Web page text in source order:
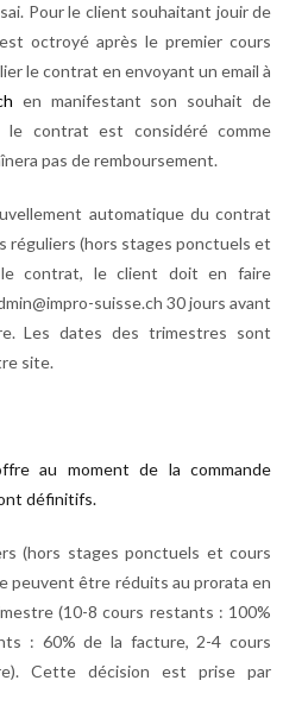
Pour le client souhaitant jouir de
octroyé après le premier cours
le contrat en envoyant un email à
en manifestant son souhait de
le contrat est considéré comme
pas de remboursement.
automatique du contrat
réguliers (hors stages ponctuels et
contrat, le client doit en faire
suisse.ch 30 jours avant
Les dates des trimestres sont
site.
au moment de la commande
définitifs.
(hors stages ponctuels et cours
peuvent être réduits au prorata en
(10-8 cours restants : 100%
: 60% de la facture, 2-4 cours
. Cette décision est prise par